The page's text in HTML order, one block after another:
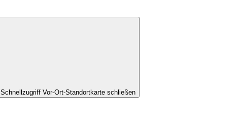
Schnellzugriff Vor-Ort-Standortkarte schließen